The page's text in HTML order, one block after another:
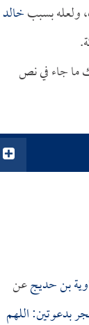
بسببخالد
ما جاء في نص
بن حديجعن
بدعوتين: اللهم